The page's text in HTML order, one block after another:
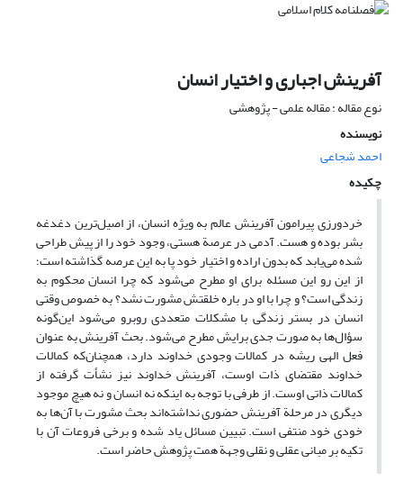
آفرینش اجباری و اختیار انسان
نوع مقاله : مقاله علمی - پژوهشی
نویسنده
احمد شجاعی
چکیده
خردورزی پیرامون آفرینش عالم به ویژه انسان، از اصیل‌ترین دغدغه
بشر بوده و هست. آدمی در عرصة هستی، وجود خود را از پیش طراحی
شده می‌یابد که بدون اراده و اختیار خود پا به این عرصه گذاشته است؛
از این رو این مسئله برای او مطرح می‌شود که چرا انسان محکوم به
زندگی است؟ و چرا با او در باره خلقتش مشورت نشد؟ به خصوص وقتی
انسان در بستر زندگی با مشکلات متعددی روبرو می‌شود این‌گونه
سؤال‌ها به صورت جدی برایش مطرح می‌شود. بحث آفرینش به عنوان
فعل الهی ریشه در کمالات وجودی خداوند دارد، همچنان‌که کمالات
خداوند مقتضای ذات اوست، آفرینش خداوند نیز نشأت گرفته از
کمالات ذاتی اوست. از طرفی با توجه به اینکه نه انسان و نه هیچ موجود
دیگری در مرحلة آفرینش حضوری نداشته‌اند بحث مشورت با آن‌ها به
خودی خود منتفی است. تبیین مسائل یاد شده و برخی فروعات آن با
تکیه بر مبانی عقلی و نقلی وجهة همت پژوهش حاضر است.